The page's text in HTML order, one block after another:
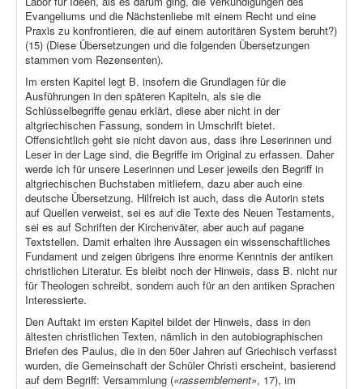
Evangeliums und die Nächstenliebe mit einem Recht und eine
Praxis zu konfrontieren, die auf einem autoritären System beruht?)
(15) (Diese Übersetzungen und die folgenden Übersetzungen
stammen vom Rezensenten).
Im ersten Kapitel legt B. insofern die Grundlagen für die
Ausführungen in den späteren Kapiteln, als sie die
Schlüsselbegriffe genau erklärt, diese aber nicht in der
altgriechischen Fassung, sondern in Umschrift bietet.
Offensichtlich geht sie nicht davon aus, dass ihre Leserinnen und
Leser in der Lage sind, die Begriffe im Original zu erfassen. Daher
werde ich für unsere Leserinnen und Leser jeweils den Begriff in
altgriechischen Buchstaben mitliefern, dazu aber auch eine
deutsche Übersetzung. Hilfreich ist auch, dass die Autorin stets
auf Quellen verweist, sei es auf die Texte des Neuen Testaments,
sei es auf Schriften der Kirchenväter, aber auch auf pagane
Textstellen. Damit erhalten ihre Aussagen ein wissenschaftliches
Fundament und zeigen übrigens ihre enorme Kenntnis der antiken
christlichen Literatur. Es bleibt noch der Hinweis, dass B. nicht nur
für Theologen schreibt, sondern auch für an den antiken Sprachen
Interessierte.
Den Auftakt im ersten Kapitel bildet der Hinweis, dass in den
ältesten christlichen Texten, nämlich in den autobiographischen
Briefen des Paulus, die in den 50er Jahren auf Griechisch verfasst
wurden, die Gemeinschaft der Schüler Christi erscheint, basierend
auf dem Begriff: Versammlung («rassemblement», 17), im